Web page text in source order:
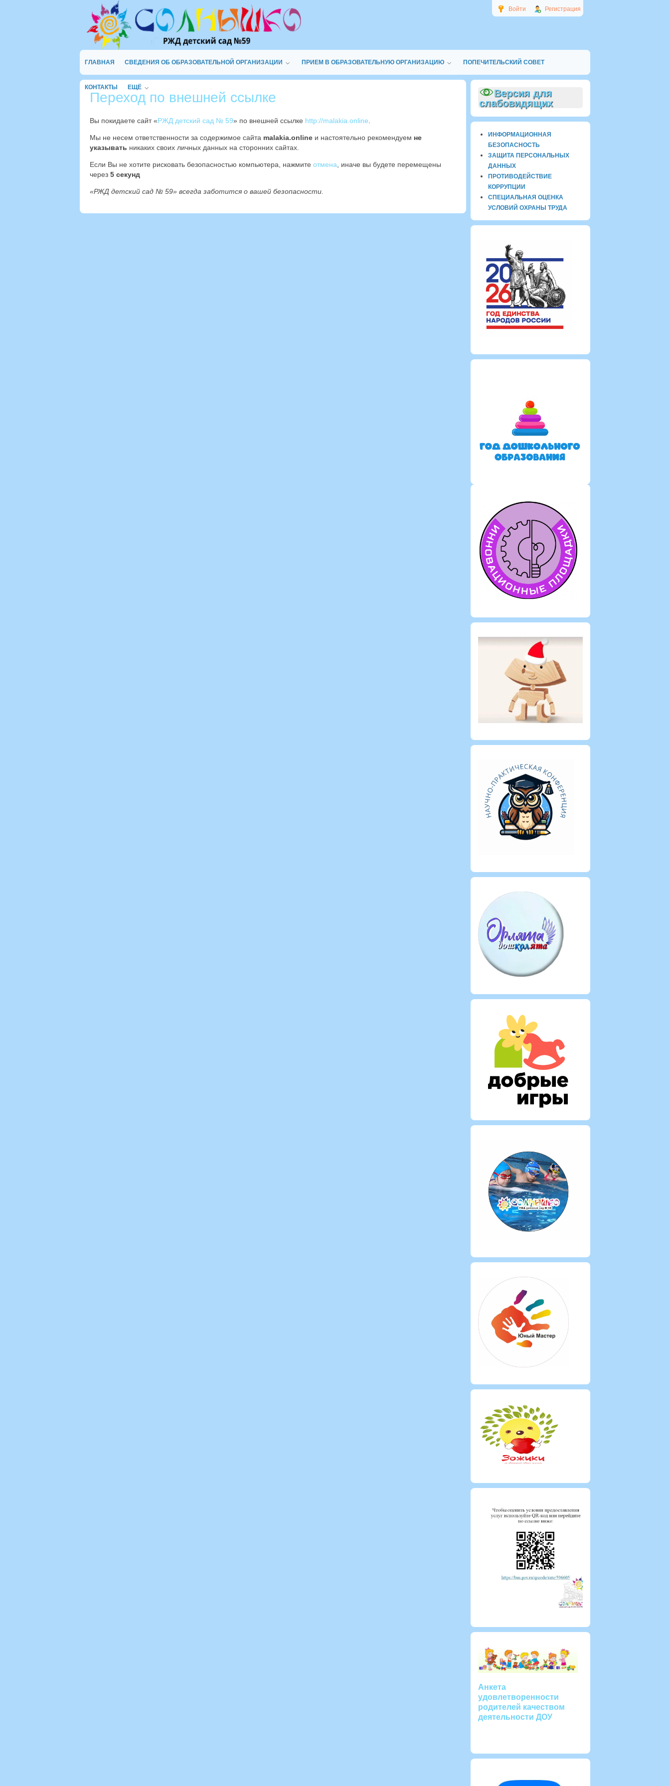
Войти Регистрация
ГЛАВНАЯ СВЕДЕНИЯ ОБ ОБРАЗОВАТЕЛЬНОЙ ОРГАНИЗАЦИИ ПРИЕМ В ОБРАЗОВАТЕЛЬНУЮ ОРГАНИЗАЦИЮ ПОПЕЧИТЕЛЬСКИЙ СОВЕТ
КОНТАКТЫ ЕЩЁ
Переход по внешней ссылке
Вы покидаете сайт «РЖД детский сад № 59» по внешней ссылке http://malakia.online
Мы не несем ответственности за содержимое сайта malakia.online и настоятельно рекомендуем не
указывать никаких своих личных данных на сторонних сайтах.
Если Вы не хотите рисковать безопасностью компьютера, нажмите отмена , иначе вы будете перемещены
через 4 секунд
«РЖД детский сад № 59» всегда заботится о вашей безопасности.
Версия для
слабовидящих
ИНФОРМАЦИОННАЯ
БЕЗОПАСНОСТЬ
ЗАЩИТА ПЕРСОНАЛЬНЫХ
ДАННЫХ
ПРОТИВОДЕЙСТВИЕ
КОРРУПЦИИ
СПЕЦИАЛЬНАЯ ОЦЕНКА
УСЛОВИЙ ОХРАНЫ ТРУДА
Анкета
удовлетворенности
родителей качеством
деятельности ДОУ